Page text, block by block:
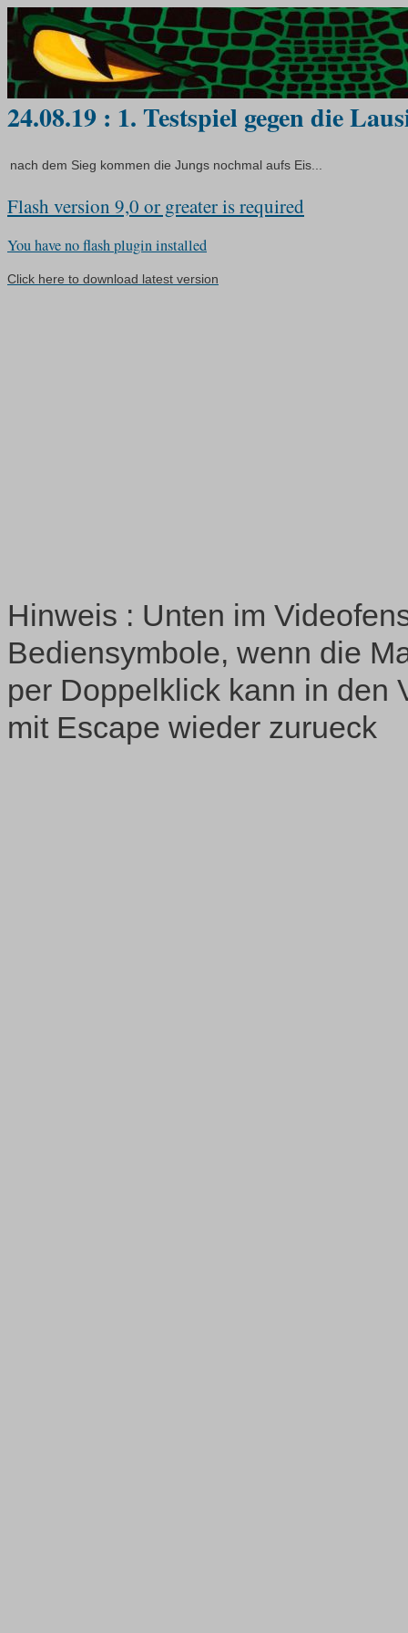
24.08.19 : 1. Testspiel gegen die
nach dem Sieg kommen die Jungs nochmal aufs Eis...
Flash version 9,0 or greater is required
You have no flash plugin installed
Click here to download latest version
Hinweis : Unten im
Bediensymbole, wenn die
per Doppelklick kann in den
mit Escape wieder zurueck